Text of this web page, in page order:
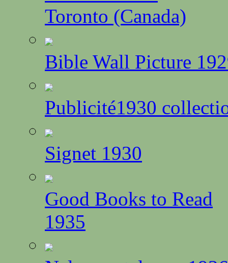
Toronto (Canada)
Bible Wall Picture
Publicité1930
Signet 1930
Good Books to Read
1935